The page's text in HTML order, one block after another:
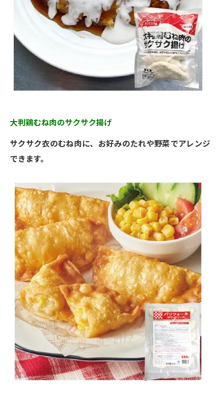
大判鶏むね肉のサクサク揚げ
サクサク衣のむね肉に、お好みのたれや野菜でアレンジ
できます。